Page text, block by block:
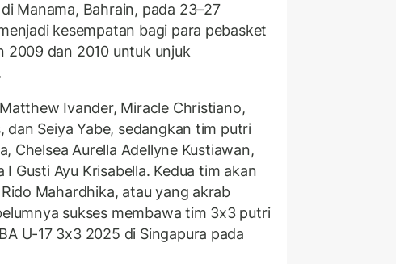
Manama, Bahrain, pada 23–27
kesempatan bagi para pebasket
2009 dan 2010 untuk unjuk
Ivander, Miracle Christiano,
dan Seiya Yabe, sedangkan tim putri
Chelsea Aurella Adellyne Kustiawan,
I Gusti Ayu Krisabella. Kedua tim akan
Mahardhika, atau yang akrab
sukses membawa tim 3x3 putri
U-17 3x3 2025 di Singapura pada